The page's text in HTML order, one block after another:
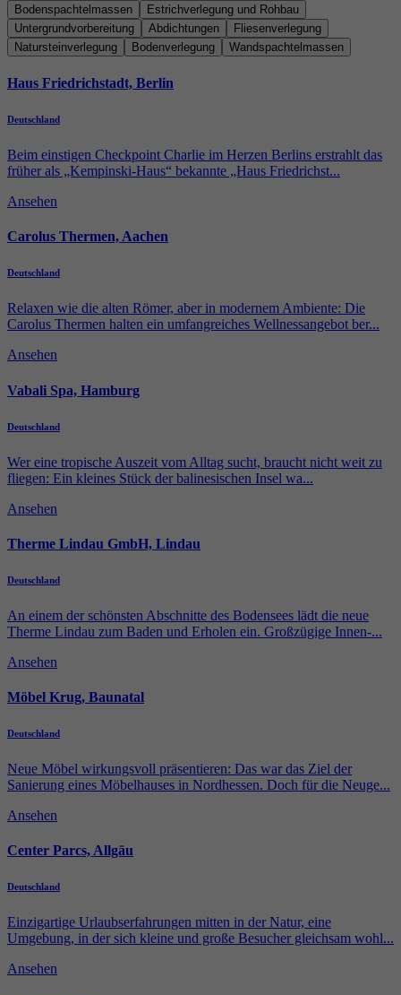
Bodenspachtelmassen
Estrichverlegung und Rohbau
Untergrundvorbereitung
Abdichtungen
Fliesenverlegung
Natursteinverlegung
Bodenverlegung Wandspachtelmassen
Haus Friedrichstadt, Berlin
Deutschland
Beim einstigen Checkpoint Charlie im Herzen Berlins erstrahlt das
früher als „Kempinski-Haus“ bekannte „Haus Friedrichst...
Ansehen
Carolus Thermen, Aachen
Deutschland
Relaxen wie die alten Römer, aber in modernem Ambiente: Die
Carolus Thermen halten ein umfangreiches Wellnessangebot ber...
Ansehen
Vabali Spa, Hamburg
Deutschland
Wer eine tropische Auszeit vom Alltag sucht, braucht nicht weit zu
fliegen: Ein kleines Stück der balinesischen Insel wa...
Ansehen
Therme Lindau GmbH, Lindau
Deutschland
An einem der schönsten Abschnitte des Bodensees lädt die neue
Therme Lindau zum Baden und Erholen ein. Großzügige Innen-...
Ansehen
Möbel Krug, Baunatal
Deutschland
Neue Möbel wirkungsvoll präsentieren: Das war das Ziel der
Sanierung eines Möbelhauses in Nordhessen. Doch für die Neuge...
Ansehen
Center Parcs, Allgäu
Deutschland
Einzigartige Urlaubserfahrungen mitten in der Natur, eine
Umgebung, in der sich kleine und große Besucher gleichsam wohl...
Ansehen
Anbieter Google reCAPTCHA
Zweck